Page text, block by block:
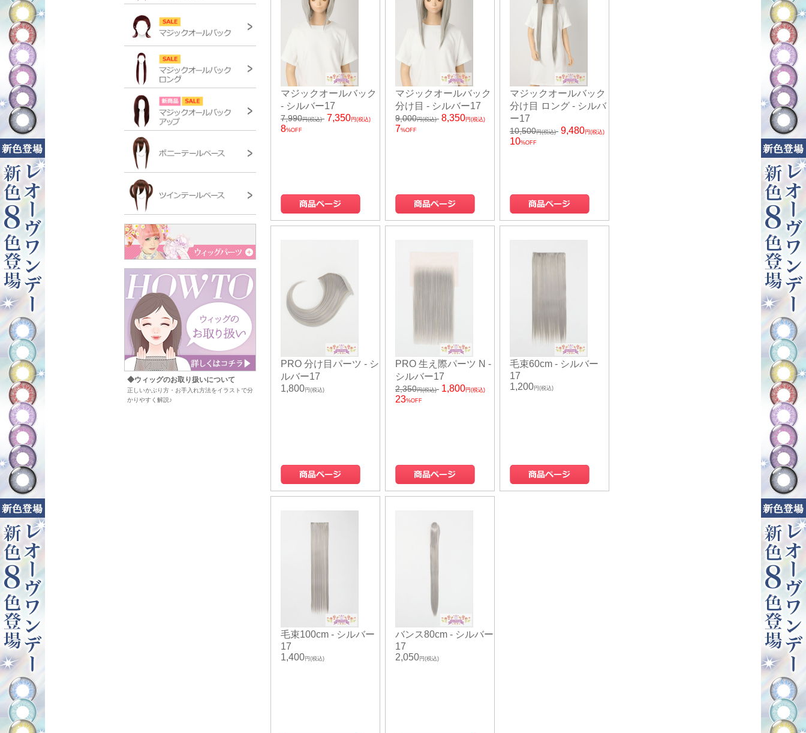
◆ウィッグのお取り扱いについて
正しいかぶり方・お手入れ方法をイラストで分
かりやすく解説♪
マジックオールバック
- シルバー17
7,990円(税込) 7,350円(税込)
8%OFF
マジックオールバック
分け目 - シルバー17
9,000円(税込) 8,350円(税込)
7%OFF
マジックオールバック
分け目 ロング - シルバ
ー17
10,500円(税込) 9,480円(税込)
10%OFF
PRO 分け目パーツ - シ
ルバー17
1,800円(税込)
PRO 生え際パーツ N -
シルバー17
2,350円(税込) 1,800円(税込)
23%OFF
毛束60cm - シルバー
17
1,200円(税込)
毛束100cm - シルバー
17
1,400円(税込)
バンス80cm - シルバー
17
2,050円(税込)